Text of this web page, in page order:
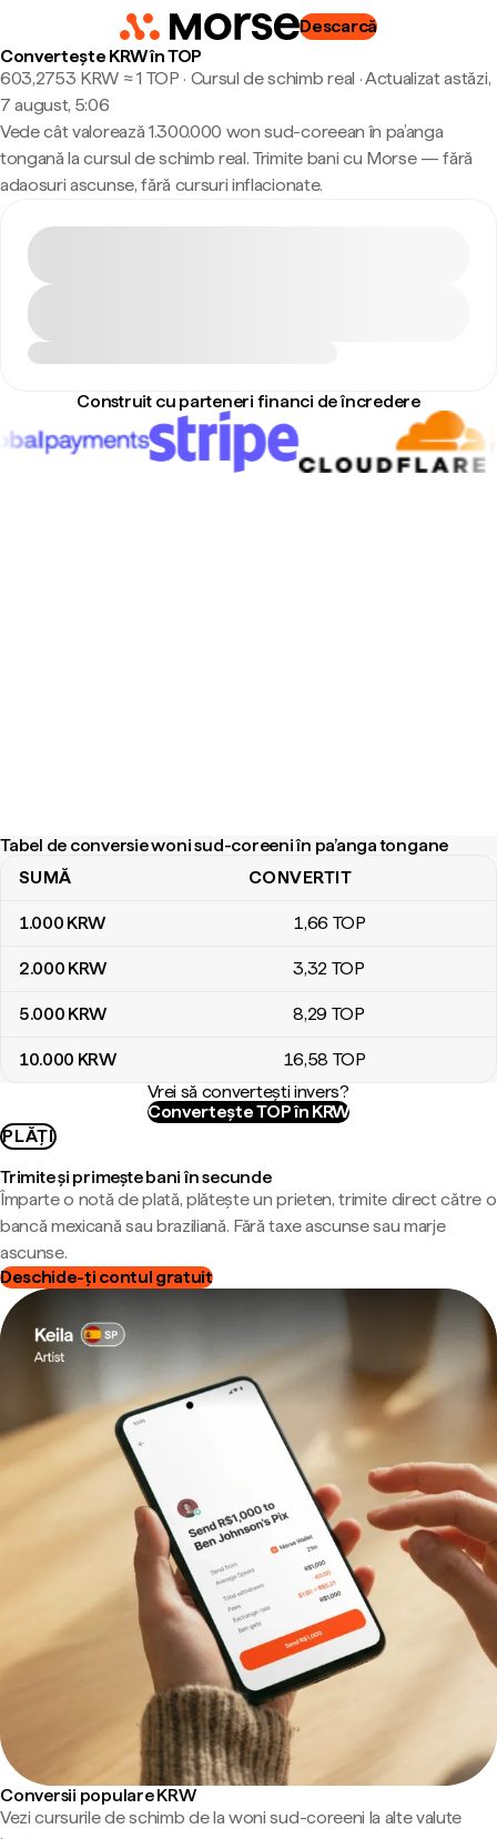
Descarcă
Convertește KRW în TOP
603,2753 KRW ≈ 1 TOP · Cursul de schimb real ·Actualizat astăzi,
7 august, 5:06
Vede cât valorează 1.300.000 won sud-coreean în pa’anga
tongană la cursul de schimb real. Trimite bani cu Morse — fără
adaosuri ascunse, fără cursuri inflacionate.
Construit cu parteneri financi de încredere
Tabel de conversie woni sud-coreeni în pa’anga tongane
Tabel de conversie woni sud-coreeni în pa’anga tongane
SUMĂ CONVERTIT
1.000 KRW 1,66 TOP
2.000 KRW 3,32 TOP
5.000 KRW 8,29 TOP
10.000 KRW 16,58 TOP
Vrei să convertești invers?
Convertește TOP în KRW
PLĂȚI
Trimite și primește bani în secunde
Împarte o notă de plată, plătește un prieten, trimite direct către o
bancă mexicană sau braziliană. Fără taxe ascunse sau marje
ascunse.
Deschide-ți contul gratuit
Conversii populare KRW
Vezi cursurile de schimb de la woni sud-coreeni la alte valute